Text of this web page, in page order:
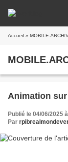
Accueil »
Animation
Publié le 04/06/2025
Par